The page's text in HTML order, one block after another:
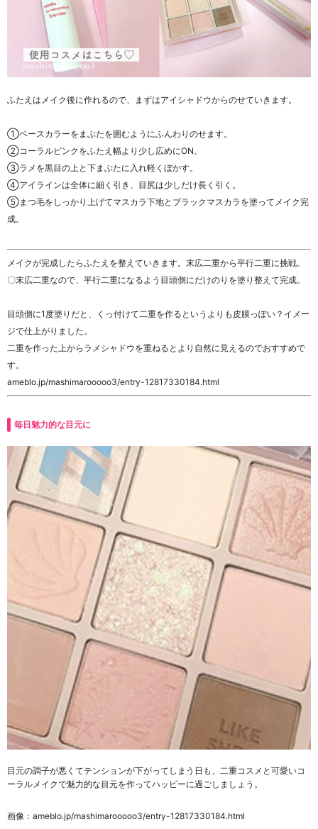
ふたえはメイク後に作れるので、まずはアイシャドウからのせていきます。
①ベースカラーをまぶたを囲むようにふんわりのせます。
②コーラルピンクをふたえ幅より少し広めにON。
③ラメを黒目の上と下まぶたに入れ軽くぼかす。
④アイラインは全体に細く引き、目尻は少しだけ長く引く。
⑤まつ毛をしっかり上げてマスカラ下地とブラックマスカラを塗ってメイク完
成。
メイクが完成したらふたえを整えていきます。末広二重から平行二重に挑戦。
〇末広二重なので、平行二重になるよう目頭側にだけのりを塗り整えて完成。
目頭側に1度塗りだと、くっ付けて二重を作るというよりも皮膜っぽい？イメー
ジで仕上がりました。
二重を作った上からラメシャドウを重ねるとより自然に見えるのでおすすめで
す。
ameblo.jp/mashimarooooo3/entry-12817330184.html
毎日魅力的な目元に
目元の調子が悪くてテンションが下がってしまう日も、二重コスメと可愛いコ
ーラルメイクで魅力的な目元を作ってハッピーに過ごしましょう。
画像：ameblo.jp/mashimarooooo3/entry-12817330184.html